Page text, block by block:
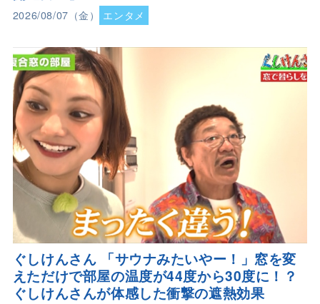
2026/08/07（金） エンタメ
ぐしけんさん 「サウナみたいやー！」窓を変
えただけで部屋の温度が44度から30度に！？
ぐしけんさんが体感した衝撃の遮熱効果